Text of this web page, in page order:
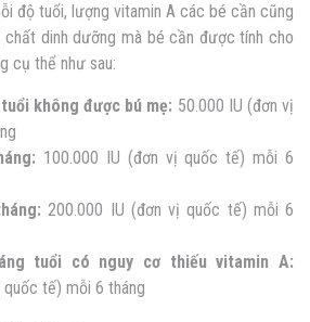
độ tuổi, lượng vitamin A các bé cần cũng
dinh dưỡng mà bé cần được tính cho
cụ thể như sau:
không được bú mẹ: 50.000 IU (đơn vị
100.000 IU (đơn vị quốc tế) mỗi 6
200.000 IU (đơn vị quốc tế) mỗi 6
tuổi có nguy cơ thiếu vitamin A:
tế) mỗi 6 tháng